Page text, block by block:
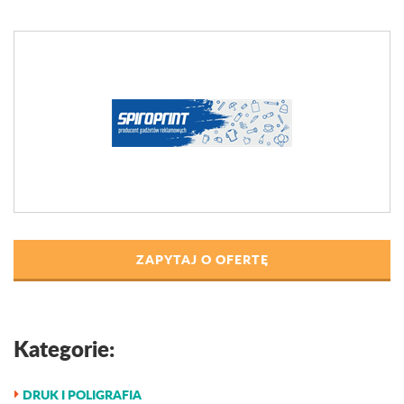
ZAPYTAJ O OFERTĘ
Kategorie:
DRUK I POLIGRAFIA